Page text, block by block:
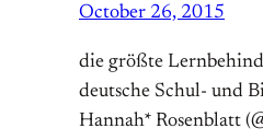
October 26, 2015
die größte
deutsche Schul- und
Hannah* Rosenblatt